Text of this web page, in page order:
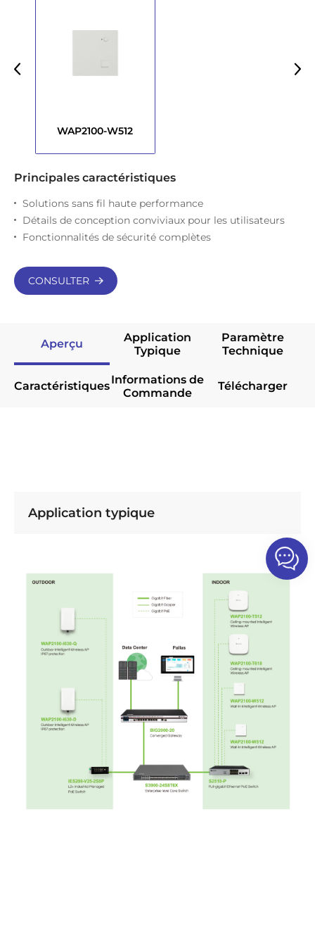
WAP2100-W512
Principales caractéristiques
Solutions sans fil haute performance
Détails de conception conviviaux pour les utilisateurs
Fonctionnalités de sécurité complètes
CONSULTER
Aperçu
Application
Typique
Paramètre
Technique
CaractéristiquesInformations de
Commande
Télécharger
Application typique